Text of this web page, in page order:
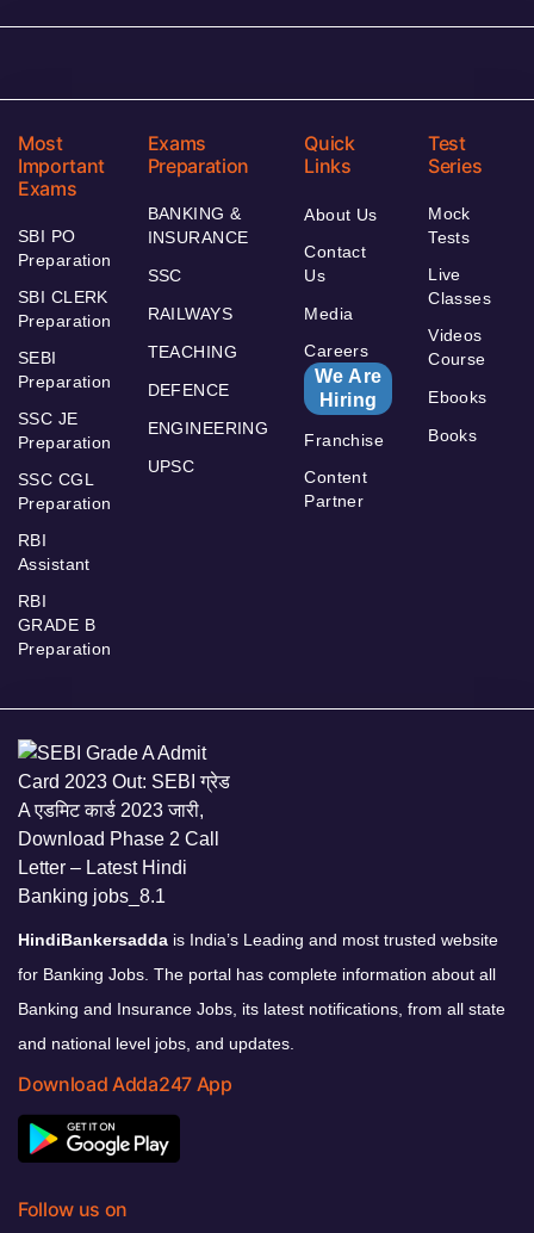
Most
Important
Exams
SBI PO
Preparation
SBI CLERK
Preparation
SEBI
Preparation
SSC JE
Preparation
SSC CGL
Preparation
RBI
Assistant
RBI
GRADE B
Preparation
Exams
Preparation
BANKING &
INSURANCE
SSC
RAILWAYS
TEACHING
DEFENCE
ENGINEERING
UPSC
Quick
Links
About Us
Contact
Us
Media
Careers
We Are
Hiring
Franchise
Content
Partner
Test
Series
Mock
Tests
Live
Classes
Videos
Course
Ebooks
Books
HindiBankersadda is India’s Leading and most trusted website
for Banking Jobs. The portal has complete information about all
Banking and Insurance Jobs, its latest notifications, from all state
and national level jobs, and updates.
Download Adda247 App
Follow us on